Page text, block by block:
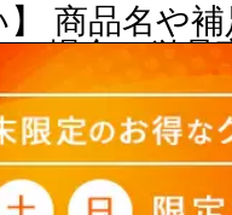
】 商品名や
場合、単品
は発注単位